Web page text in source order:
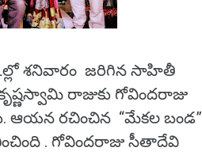
శనివారం జరిగిన సాహితీ
రాజుకు గోవిందరాజు
ఆయన రచించిన “మేకల బండ”
. గోవిందరాజు సీతాదేవి